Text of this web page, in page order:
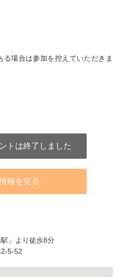
場合は参加を控えていただきま
トは終了しました
報を見る
」より徒歩8分
5-52